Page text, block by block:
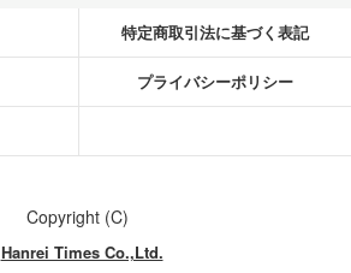
特定商取引法に基づく表記
プライバシーポリシー
Copyright (C)
Hanrei Times Co.,Ltd.